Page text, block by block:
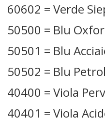
60602 = Verde
50500 = Blu
50501 = Blu
50502 = Blu
40400 = Viola
40401 = Viola